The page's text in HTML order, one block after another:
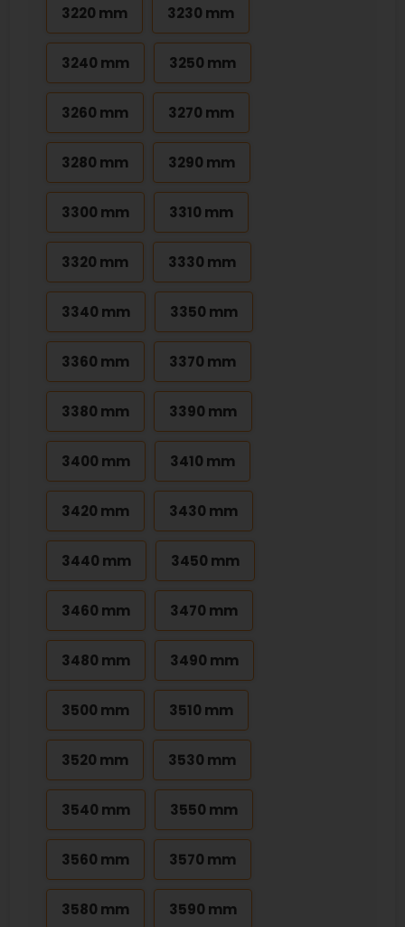
3220 mm 3230 mm
3240 mm 3250 mm
3260 mm 3270 mm
3280 mm 3290 mm
3300 mm 3310 mm
3320 mm 3330 mm
3340 mm 3350 mm
3360 mm 3370 mm
3380 mm 3390 mm
3400 mm 3410 mm
3420 mm 3430 mm
3440 mm 3450 mm
3460 mm 3470 mm
3480 mm 3490 mm
3500 mm 3510 mm
3520 mm 3530 mm
3540 mm 3550 mm
3560 mm 3570 mm
3580 mm 3590 mm